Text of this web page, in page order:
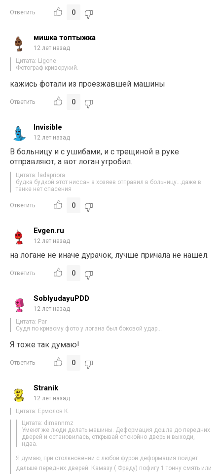
Ответить 0
мишка топтыжка
12 лет назад
Цитата: Ligone
Фотограф криворукий.
кажись фотали из проезжавшей машины
Ответить 0
Invisible
12 лет назад
В больницу и с ушибами, и с трещиной в руке
отправляют, а вот логан угробил.
Цитата: ladapriora
будка будкой этот ниссан а хозяев отправил в больницу…даже в
танке нет спасения
Ответить 0
Evgen.ru
12 лет назад
на логане не иначе дурачок, лучше причала не нашел.
Ответить 0
SoblyudayuPDD
12 лет назад
Цитата: Par
Судя по кривому фото у логана был боковой удар…
Я тоже так думаю!
Ответить 0
Stranik
12 лет назад
Цитата: Ермолов К.
Цитата: dimannmz
Умеют же люди делать машины. Деформация дошла до передних
дверей и остановилась, открывай спокойно дверь и выходи,
ндаа.
Я думаю, при столкновении с любой фурой деформация пойдёт
дальше передних дверей. Камазу ( Фреду) пофигу 1 тонну смять или